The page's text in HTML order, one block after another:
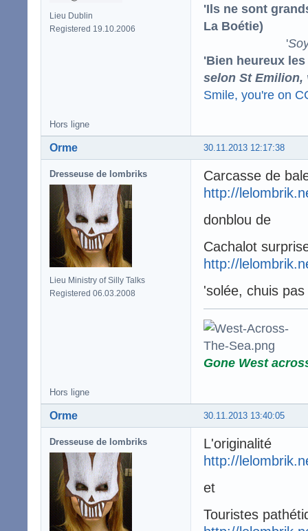
Lieu Dublin
Registered 19.10.2006
'Ils ne sont
La Boétie)
'
'Bien heureux
selon St Emilion,
Smile, you're on
Hors ligne
30.11.2013 12:17:38
Orme
Dresseuse de lombriks
Lieu Ministry of Silly Talks
Registered 06.03.2008
Carcasse de
http://
donblou de
Cachalot
http://
'solée, chuis
Gone West
Hors ligne
30.11.2013 13:40:05
Orme
Dresseuse de lombriks
L'originalité
http://
et
Touristes